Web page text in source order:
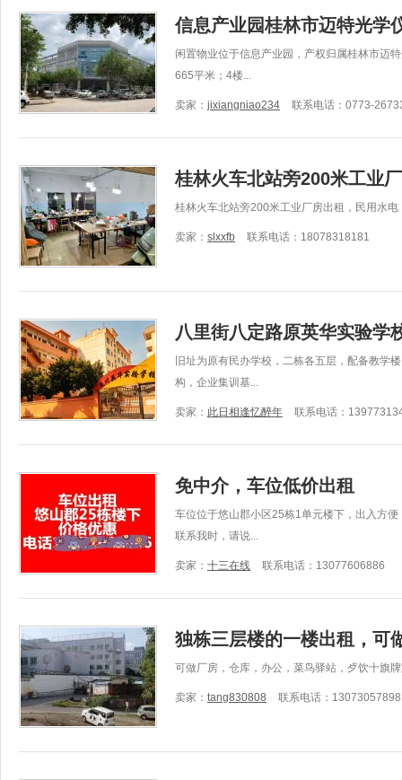
信息产业园桂林市迈特光学
闲置物业位于信息产业园，产权归属桂林市迈
665平米；4楼...
卖家： jixiangniao234 联系电话：0773-
桂林火车北站旁200米工业
桂林火车北站旁200米工业厂房出租，民用水
卖家： slxxfb 联系电话：18078318181
八里街八定路原英华实验学
旧址为原有民办学校，二栋各五层，配备教学
构，企业集训基...
卖家： 此日相逢忆醉年 联系电话：
免中介，车位低价出租
车位位于悠山郡小区25栋1单元楼下，出入方
联系我时，请说...
卖家： 十三在线 联系电话：13077606886
独栋三层楼的一楼出租，可
可做厂房，仓库，办公，菜鸟驿站，歺饮十旗
卖家： tang830808 联系电话：13073057898